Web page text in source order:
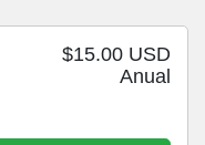
$15.00 USD
Anual